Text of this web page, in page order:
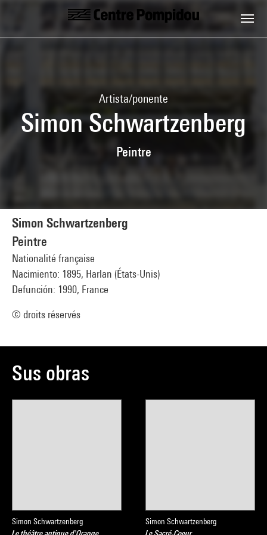
Skip to main content
Centre Pompidou
Artista/ponente
Simon Schwartzenberg
Peintre
Simon Schwartzenberg
Peintre
Nationalité française
Nacimiento: 1895, Harlan (États-Unis)
Defunción: 1990, France
© droits réservés
Sus obras
Simon Schwartzenberg
Simon Schwartzenberg